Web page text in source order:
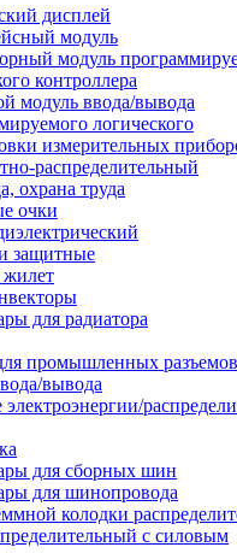
дисплей
модуль
модуль
контроллера
модуль ввода/вывода
логического
измерительных
распределительный
охрана труда
очки
защитные
для радиатора
промышленных разъемов
вывода
электроэнергии/
для сборных шин
для шинопровода
колодки
с силовым